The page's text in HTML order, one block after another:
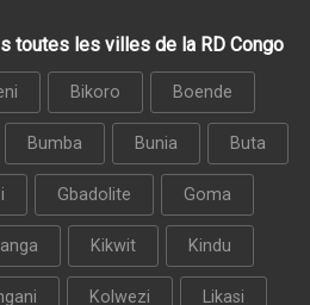
toutes les villes de la RD Congo
Bikoro Boende
Bumba Bunia Buta
Gbadolite Goma
Kikwit Kindu
Kolwezi Likasi